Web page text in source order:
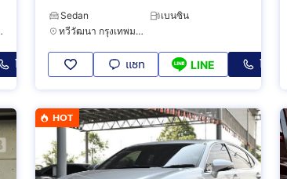
านคร
โทร
Sedan
เบนซิน
ทวีวัฒนา กรุงเทพมหานคร
แชท LINE โทร
HOT